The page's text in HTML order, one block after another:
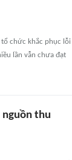
chức khắc phục lỗi
lần vẫn chưa đạt
thu